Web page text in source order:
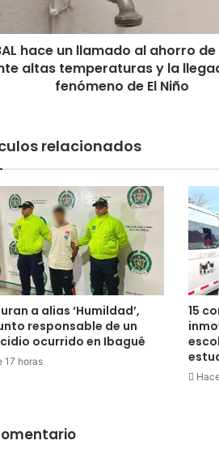
hace un llamado al ahorro
altas temperaturas y la
fenómeno de El Niño
relacionados
a alias ‘Humildad’,
responsable de un
ocurrido en Ibagué
17 horas
15